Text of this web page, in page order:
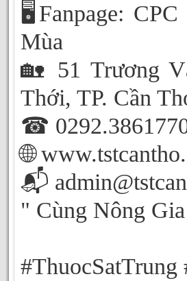
🖥️Fanpage:
Mùa
🏡 51 Trương
Thới, TP. Cần
☎
🌐
📬
" Cùng Nông